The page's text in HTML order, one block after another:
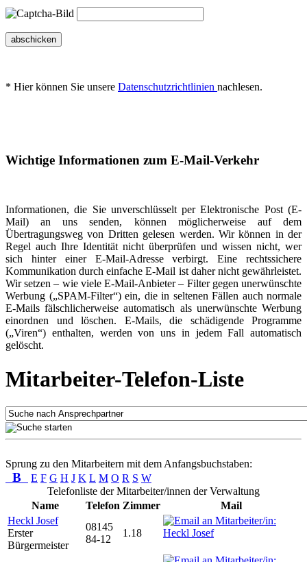
abschicken
* Hier können Sie unsere Datenschutzrichtlinien nachlesen.
Wichtige Informationen zum E-Mail-Verkehr
Informationen, die Sie unverschlüsselt per Elektronische Post (E-
Mail) an uns senden, können möglicherweise auf dem
Übertragungsweg von Dritten gelesen werden. Wir können in der
Regel auch Ihre Identität nicht überprüfen und wissen nicht, wer
sich hinter einer E-Mail-Adresse verbirgt. Eine rechtssichere
Kommunikation durch einfache E-Mail ist daher nicht gewährleistet.
Wir setzen – wie viele E-Mail-Anbieter – Filter gegen unerwünschte
Werbung („SPAM-Filter“) ein, die in seltenen Fällen auch normale
E-Mails fälschlicherweise automatisch als unerwünschte Werbung
einordnen und löschen. E-Mails, die schädigende Programme
(„Viren“) enthalten, werden von uns in jedem Fall automatisch
gelöscht.
Mitarbeiter-Telefon-Liste
Sprung zu den Mitarbeitern mit dem Anfangsbuchstaben:
B E F G H J K L M O R S W
Telefonliste der Mitarbeiter/innen der Verwaltung
Name
Telefon Zimmer
Mail
Heckl Josef
Erster
Bürgermeister
08145
84-12
1.18